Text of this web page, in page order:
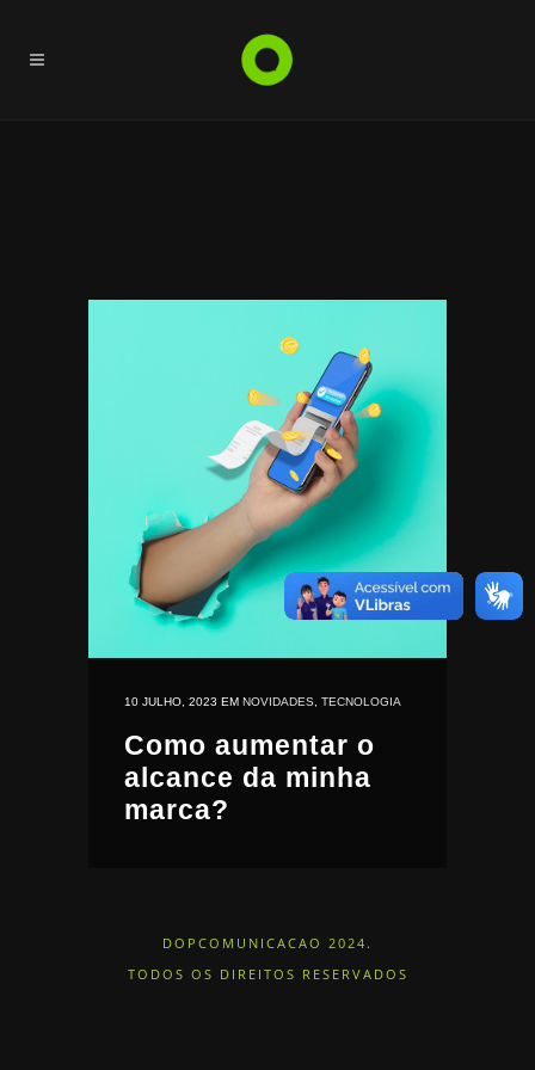
10 JULHO, 2023 EM NOVIDADES TECNOLOGIA
Como aumentar o
alcance da minha
marca?
DOPCOMUNICACAO 2024.
TODOS OS DIREITOS RESERVADOS